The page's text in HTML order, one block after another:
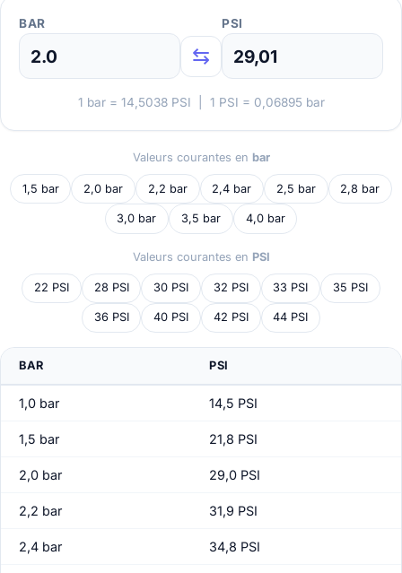
BAR
⇆
PSI
1 bar = 14,5038 PSI | 1 PSI = 0,06895 bar
Valeurs courantes en bar
1,5 bar 2,0 bar 2,2 bar 2,4 bar 2,5 bar 2,8 bar
3,0 bar 3,5 bar 4,0 bar
Valeurs courantes en PSI
22 PSI 28 PSI 30 PSI 32 PSI 33 PSI 35 PSI
36 PSI 40 PSI 42 PSI 44 PSI
BAR PSI
1,0 bar 14,5 PSI
1,5 bar 21,8 PSI
2,0 bar 29,0 PSI
2,2 bar 31,9 PSI
2,4 bar 34,8 PSI